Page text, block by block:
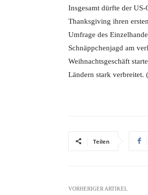
Insgesamt dürfte der
Thanksgiving ihren
Umfrage des
Schnäppchenjagd am
Weihnachtsgeschäft
Ländern stark verbreitet.
Teilen
VORHERIGER ARTIKEL